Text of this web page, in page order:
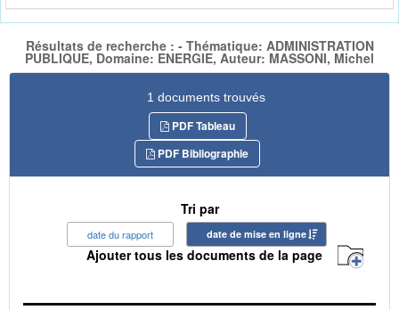
Résultats de recherche : - Thématique: ADMINISTRATION
PUBLIQUE, Domaine: ENERGIE, Auteur: MASSONI, Michel
1 documents trouvés
PDF Tableau
PDF Bibliographie
Tri par
date du rapport date de mise en ligne
Ajouter tous les documents de la page